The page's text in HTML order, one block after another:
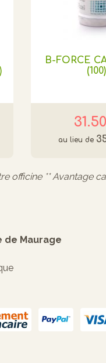
B-FORCE
(100)
officine ** Avantage
de Maurage